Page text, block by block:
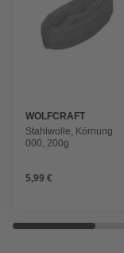
WOLFCRAFT
Stahlwolle, Körnung
000, 200g
5,99 €